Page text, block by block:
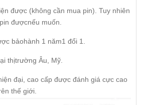
được (không cần mua pin). Tuy nhiên
đượcnếu muốn.
bảohành 1 năm1 đổi 1.
thịtrường Âu, Mỹ.
đại, cao cấp được đánh giá cực cao
thế giới.